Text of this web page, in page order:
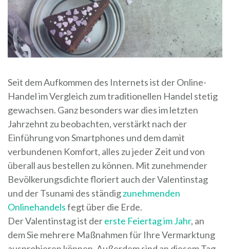
Seit dem Aufkommen des Internets ist der Online-
Handel im Vergleich zum traditionellen Handel stetig
gewachsen. Ganz besonders war dies im letzten
Jahrzehnt zu beobachten, verstärkt nach der
Einführung von Smartphones und dem damit
verbundenen Komfort, alles zu jeder Zeit und von
überall aus bestellen zu können. Mit zunehmender
Bevölkerungsdichte floriert auch der Valentinstag
und der Tsunami des ständigzunehmenden
Onlinehandelsfegt über die Erde.
Der Valentinstag ist dererste Feiertag im Jahr, an
dem Sie mehrere Maßnahmen für Ihre Vermarktung